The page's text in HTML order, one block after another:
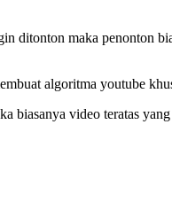
ditonton maka penonton
algoritma youtube
biasanya video teratas